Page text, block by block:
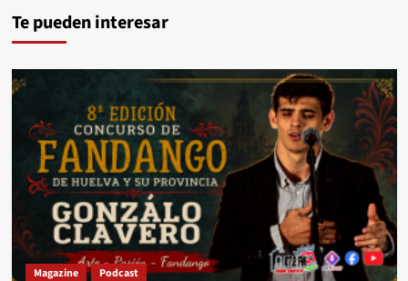
Te pueden interesar
Magazine Podcast